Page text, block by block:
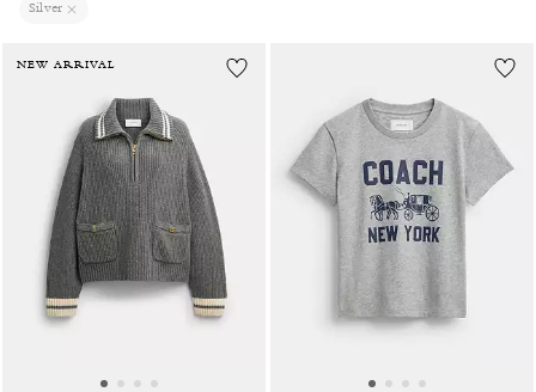
Silver
NEW ARRIVAL